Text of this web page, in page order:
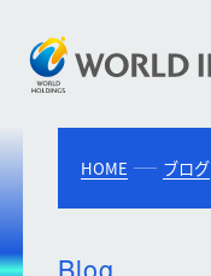
HOME ブログ
Blog